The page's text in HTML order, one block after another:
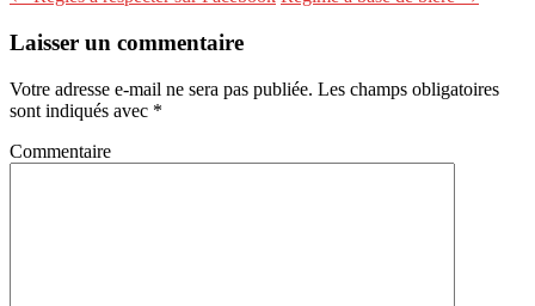
Laisser un commentaire
Votre adresse e-mail ne sera pas publiée. Les champs obligatoires
sont indiqués avec *
Commentaire